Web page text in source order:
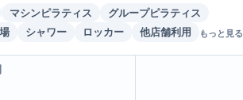
マシンピラティス
グループピラティス
シャワー ロッカー 他店舗利用 もっと見る